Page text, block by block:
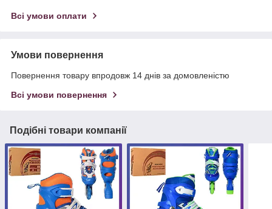
Всі умови оплати
Умови повернення
Повернення товару впродовж 14 днів за домовленістю
Всі умови повернення
Подібні товари компанії